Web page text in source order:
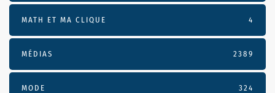
MATH ET MA CLIQUE 4
MÉDIAS 2389
MODE 324